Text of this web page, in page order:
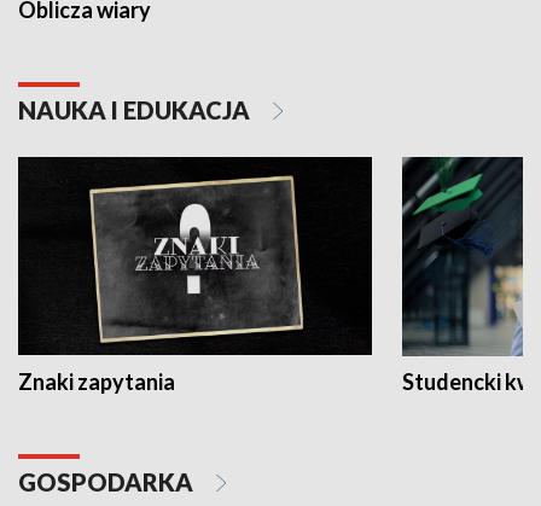
Oblicza wiary
NAUKA I EDUKACJA
Znaki zapytania Studencki
GOSPODARKA